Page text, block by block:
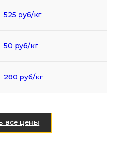
525 руб/кг
50 руб/кг
280 руб/кг
все цены